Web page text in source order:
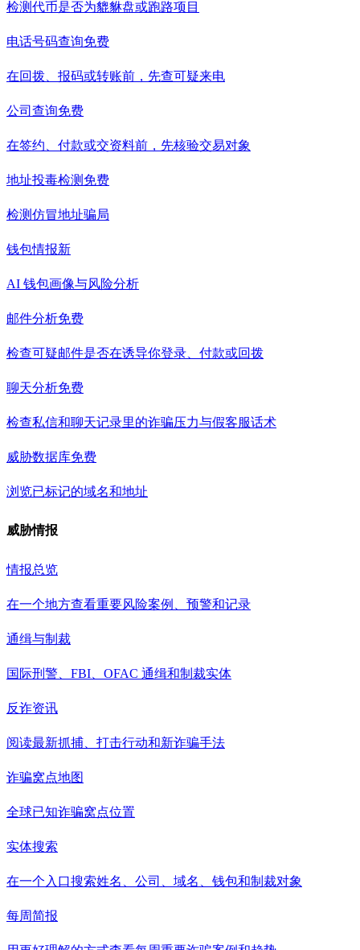
检测代币是否为貔貅盘或跑路项目
电话号码查询免费
在回拨、报码或转账前，先查可疑来电
公司查询免费
在签约、付款或交资料前，先核验交易对象
地址投毒检测 免费
检测仿冒地址骗局
钱包情报新
AI 钱包画像与风险分析
邮件分析免费
检查可疑邮件是否在诱导你登录、付款或回拨
聊天分析免费
检查私信和聊天记录里的诈骗压力与假客服话术
威胁数据库免费
浏览已标记的域名和地址
威胁情报
情报总览
在一个地方查看重要风险案例、预警和记录
通缉与制裁
国际刑警、FBI、OFAC 通缉和制裁实体
反诈资讯
阅读最新抓捕、打击行动和新诈骗手法
诈骗窝点地图
全球已知诈骗窝点位置
实体搜索
在一个入口搜索姓名、公司、域名、钱包和制裁对象
每周简报